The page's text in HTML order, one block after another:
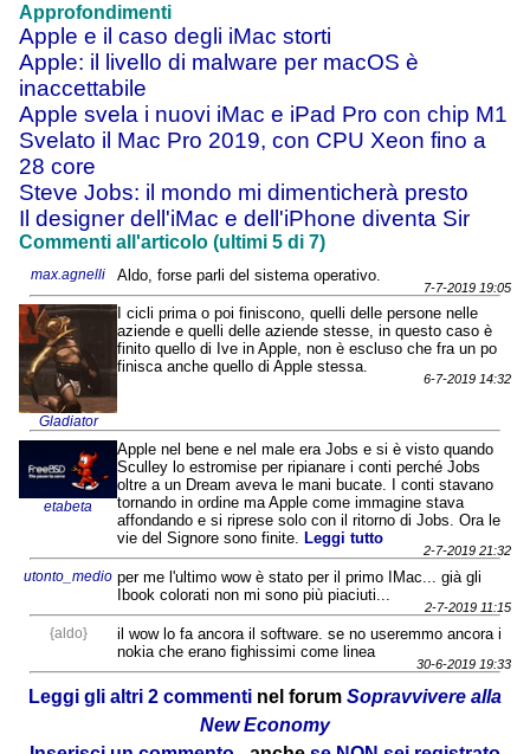
Approfondimenti
Apple e il caso degli iMac storti
Apple: il livello di malware per macOS è
inaccettabile
Apple svela i nuovi iMac e iPad Pro con chip M1
Svelato il Mac Pro 2019, con CPU Xeon fino a
28 core
Steve Jobs: il mondo mi dimenticherà presto
Il designer dell'iMac e dell'iPhone diventa Sir
Commenti all'articolo (ultimi 5 di 7)
max.agnelli Aldo, forse parli del sistema operativo.
7-7-2019 19:05
Gladiator
I cicli prima o poi finiscono, quelli delle persone nelle
aziende e quelli delle aziende stesse, in questo caso è
finito quello di Ive in Apple, non è escluso che fra un po
finisca anche quello di Apple stessa.
6-7-2019 14:32
etabeta
Apple nel bene e nel male era Jobs e si è visto quando
Sculley lo estromise per ripianare i conti perché Jobs
oltre a un Dream aveva le mani bucate. I conti stavano
tornando in ordine ma Apple come immagine stava
affondando e si riprese solo con il ritorno di Jobs. Ora le
vie del Signore sono finite.
Leggi tutto
2-7-2019 21:32
utonto_medio per me l'ultimo wow è stato per il primo IMac... già gli
Ibook colorati non mi sono più piaciuti...
2-7-2019 11:15
{aldo}
il wow lo fa ancora il software. se no useremmo ancora i
nokia che erano fighissimi come linea
30-6-2019 19:33
Leggi gli altri 2 commenti nel forum Sopravvivere alla
New Economy